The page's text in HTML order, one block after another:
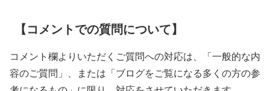
【コメントでの質問について】
コメント欄よりいただくご質問への対応は、「一般的な内
容のご質問」、または「ブログをご覧になる多くの方の参